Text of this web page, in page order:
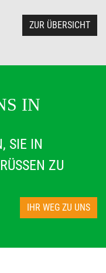
ZUR ÜBERSICHT
IN
SIE IN
ZU D
IHR WEG ZU UNS